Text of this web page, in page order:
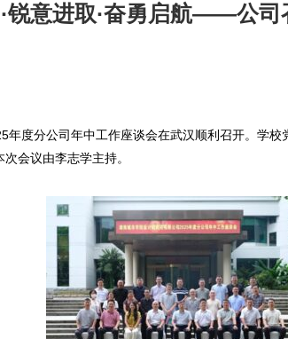
锐意进取·奋勇启航——公
年度分公司年中工作座谈会在武汉顺利召开。学
会议由李志学主持。